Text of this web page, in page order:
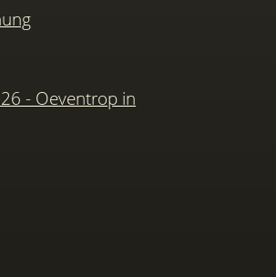
- Oeventrop in